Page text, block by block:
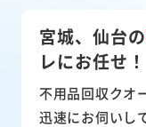
宮城、仙台の
レにお任せ！
不用品回収クオ
迅速にお伺いし